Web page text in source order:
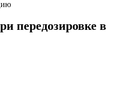
передозировке в